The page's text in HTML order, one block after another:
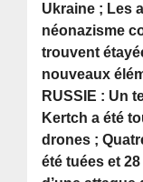
Ukraine ; Les
néonazisme
trouvent
nouveaux
RUSSIE : Un
Kertch a été
drones ;
été tuées et